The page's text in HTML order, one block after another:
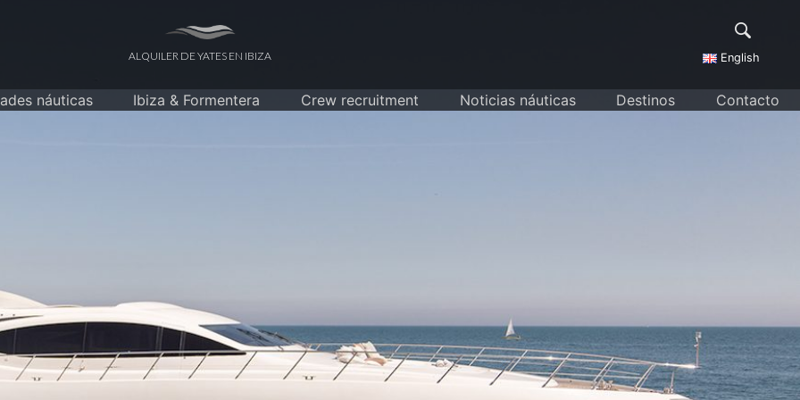
ALQUILER DE YATES EN IBIZA English
náuticas Ibiza & Formentera Crew recruitment Noticias náuticas Destinos Contacto